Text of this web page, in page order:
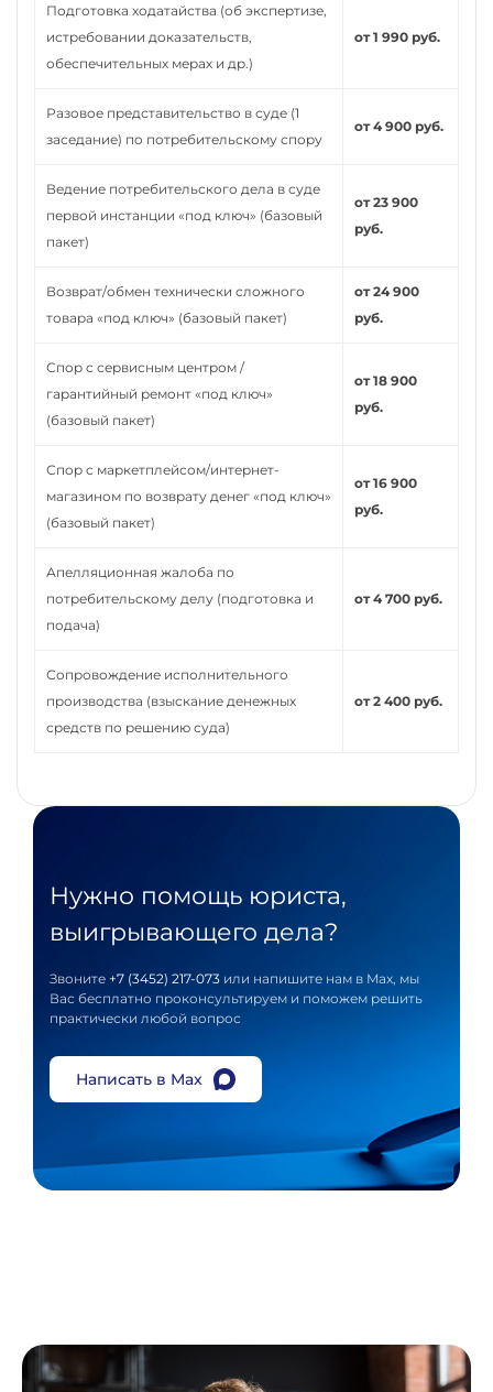
Подготовка ходатайства (об экспертизе,
истребовании доказательств,
обеспечительных мерах и др.)
от 1 990 руб.
Разовое представительство в суде (1
заседание) по потребительскому спору
от 4 900 руб.
Ведение потребительского дела в суде
первой инстанции «под ключ» (базовый
пакет)
от 23 900
руб.
Возврат/обмен технически сложного
товара «под ключ» (базовый пакет)
от 24 900
руб.
Спор с сервисным центром /
гарантийный ремонт «под ключ»
(базовый пакет)
от 18 900
руб.
Спор с маркетплейсом/интернет-
магазином по возврату денег «под ключ»
(базовый пакет)
от 16 900
руб.
Апелляционная жалоба по
потребительскому делу (подготовка и
подача)
от 4 700 руб.
Сопровождение исполнительного
производства (взыскание денежных
средств по решению суда)
от 2 400 руб.
Нужно помощь юриста,
выигрывающего дела?
Звоните +7 (3452) 217-073 или напишите нам в Max, мы
Вас бесплатно проконсультируем и поможем решить
практически любой вопрос
Написать в Max